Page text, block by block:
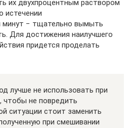
их двухпроцентным раствором
истечении
минут − тщательно вымыть
Для достижения наилучшего
придется проделать
лучше не использовать при
чтобы не повредить
ситуации стоит заменить
при смешивании